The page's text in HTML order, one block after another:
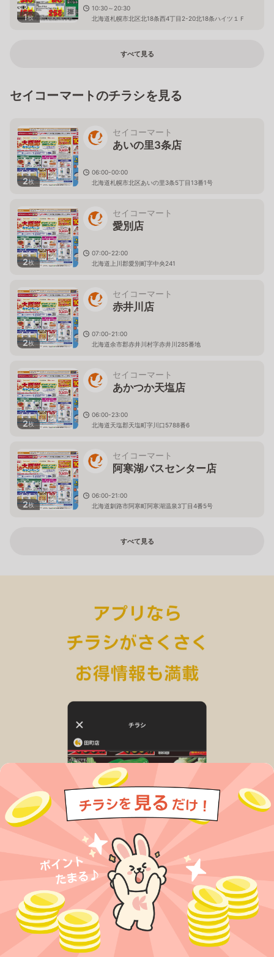
1枚
10:30～20:30
北海道札幌市北区北18条西4丁目2-20北18条ハイツ１Ｆ
すべて見る
セイコーマートのチラシを見る
2枚
セイコーマート
あいの里3条店
06:00-00:00
北海道札幌市北区あいの里3条5丁目13番1号
2枚
セイコーマート
愛別店
07:00-22:00
北海道上川郡愛別町字中央241
2枚
セイコーマート
赤井川店
07:00-21:00
北海道余市郡赤井川村字赤井川285番地
2枚
セイコーマート
あかつか天塩店
06:00-23:00
北海道天塩郡天塩町字川口5788番6
2枚
セイコーマート
阿寒湖バスセンター店
06:00-21:00
北海道釧路市阿寒町阿寒湖温泉3丁目4番5号
すべて見る